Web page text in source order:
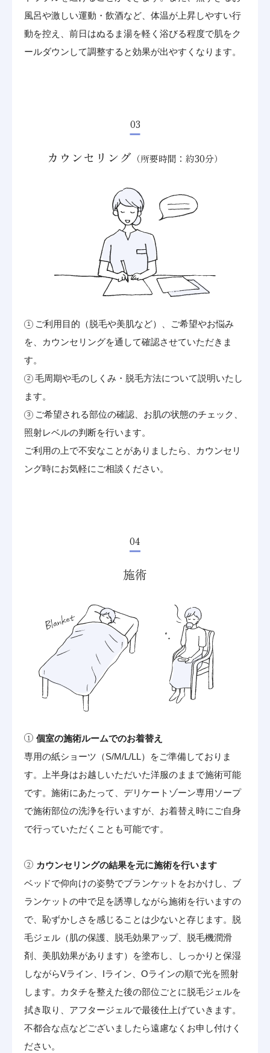
風呂や激しい運動・飲酒など、体温が上昇しやすい行
動を控え、前日はぬるま湯を軽く浴びる程度で肌をク
ールダウンして調整すると効果が出やすくなります。
03
カウンセリング （所要時間：約30分）
ご利用目的（脱毛や美肌など）、ご希望やお悩み
を、カウンセリングを通して確認させていただきま
す。
毛周期や毛のしくみ・脱毛方法について説明いたし
ます。
ご希望される部位の確認、お肌の状態のチェック、
照射レベルの判断を行います。
ご利用の上で不安なことがありましたら、カウンセリ
ング時にお気軽にご相談ください。
04
施術
個室の施術ルームでのお着替え
専用の紙ショーツ（S/M/L/LL）をご準備しておりま
す。上半身はお越しいただいた洋服のままで施術可能
です。施術にあたって、デリケートゾーン専用ソープ
で施術部位の洗浄を行いますが、お着替え時にご自身
で行っていただくことも可能です。
カウンセリングの結果を元に施術を行います
ベッドで仰向けの姿勢でブランケットをおかけし、ブ
ランケットの中で足を誘導しながら施術を行いますの
で、恥ずかしさを感じることは少ないと存じます。脱
毛ジェル（肌の保護、脱毛効果アップ、脱毛機潤滑
剤、美肌効果があります）を塗布し、しっかりと保湿
しながらVライン、Iライン、Oラインの順で光を照射
します。カタチを整えた後の部位ごとに脱毛ジェルを
拭き取り、アフタージェルで最後仕上げていきます。
不都合な点などございましたら遠慮なくお申し付けく
ださい。